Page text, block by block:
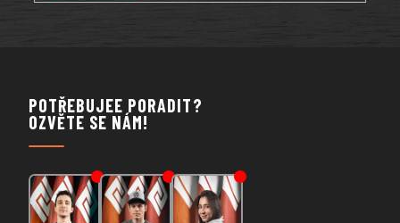
POTŘEBUJEE PORADIT?
OZVĚTE SE NÁM!